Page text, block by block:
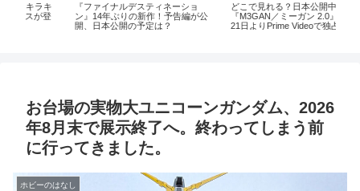
『ファイナルデスティネーショ
ン』14年ぶりの新作！予告編が公
開、日本公開の予定は？
どこで見れる？日本公開中止の
『M3GAN／ミーガン 2.0』が10月
21日よりPrime Videoで独占配信
お台場の実物大ユニコーンガンダム、2026
年8月末で展示終了へ。終わってしまう前
に行ってきました。
ホビーのはなし